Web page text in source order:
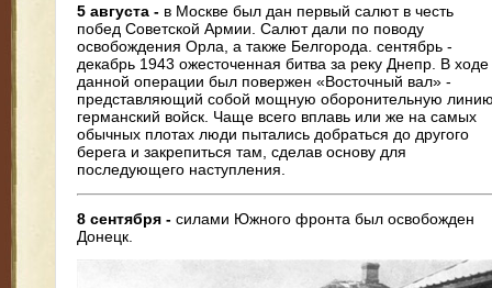
5 августа - в Москве был дан первый салют в честь
побед Советской Армии. Салют дали по поводу
освобождения Орла, а также Белгорода. сентябрь -
декабрь 1943 ожесточенная битва за реку Днепр. В ходе
данной операции был повержен «Восточный вал» -
представляющий собой мощную оборонительную
германский войск. Чаще всего вплавь или же на самых
обычных плотах люди пытались добраться до другого
берега и закрепиться там, сделав основу для
последующего наступления.
8 сентября - силами Южного фронта был освобожден
Донецк.